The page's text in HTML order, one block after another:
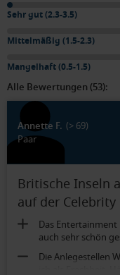
Sehr gut (2.3-3.5)
Mittelmäßig (1.5-2.3)
Mangelhaft (0.5-1.5)
Alle Bewertungen (53):
Annette F. (> 69)
Paar
Britische Inseln
auf der Celebrity
Das Entertainment
auch sehr schön
Die Anlegestellen